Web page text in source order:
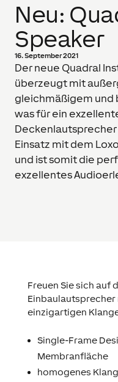
Neu:
Speaker
16. September 2021
Der neue Quadral
überzeugt mit
gleichmäßigem und
was für ein
Einsatz mit dem
und ist somit die
exzellentes
Freuen Sie sich auf
Einbaulautsprecher
einzigartigen
Single-Frame
Membranfläche
homogenes